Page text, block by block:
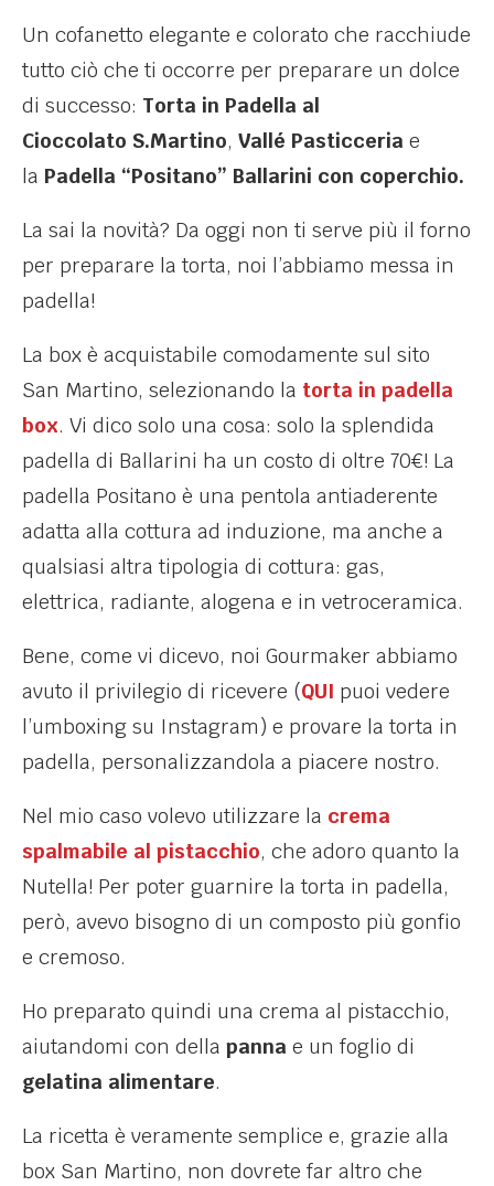
Un cofanetto elegante e colorato che racchiude
tutto ciò che ti occorre per preparare un dolce
di successo: Torta in Padella al
Cioccolato S.Martino, Vallé Pasticceria e
la Padella “Positano” Ballarini con coperchio.
La sai la novità? Da oggi non ti serve più il forno
per preparare la torta, noi l’abbiamo messa in
padella!
La box è acquistabile comodamente sul sito
San Martino, selezionando la torta in padella
box. Vi dico solo una cosa: solo la splendida
padella di Ballarini ha un costo di oltre 70€! La
padella Positano è una pentola antiaderente
adatta alla cottura ad induzione, ma anche a
qualsiasi altra tipologia di cottura: gas,
elettrica, radiante, alogena e in vetroceramica.
Bene, come vi dicevo, noi Gourmaker abbiamo
avuto il privilegio di ricevere (QUI puoi vedere
l’umboxing su Instagram) e provare la torta in
padella, personalizzandola a piacere nostro.
Nel mio caso volevo utilizzare la crema
spalmabile al pistacchio, che adoro quanto la
Nutella! Per poter guarnire la torta in padella,
però, avevo bisogno di un composto più gonfio
e cremoso.
Ho preparato quindi una crema al pistacchio,
aiutandomi con della panna e un foglio di
gelatina alimentare.
La ricetta è veramente semplice e, grazie alla
box San Martino, non dovrete far altro che